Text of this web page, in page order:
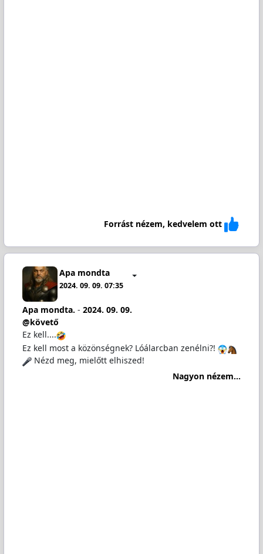
Forrást nézem, kedvelem ott
Apa mondta
2024. 09. 09. 07:35
Apa mondta. - 2024. 09. 09.
@követő
Ez kell....
Ez kell most a közönségnek? Lóálarcban zenélni?!
Nézd meg, mielőtt elhiszed!
Nagyon nézem...